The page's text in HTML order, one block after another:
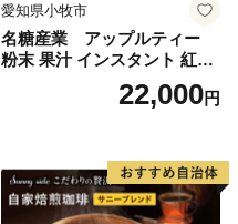
愛知県小牧市
名糖産業 アップルティー
粉末 果汁 インスタント 紅茶
ティー ビタミンC 袋 ロング
セラー 粉末飲料 粉末茶 簡単
22,000円